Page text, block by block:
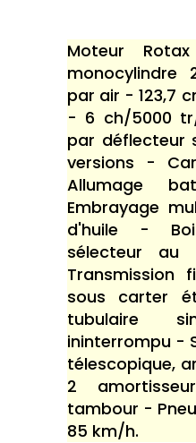
Moteur
monocylindre
par air - 123,7
- 6 ch/5000
par déflecteur
versions -
Allumage
Embrayage
d'huile -
sélecteur
Transmission
sous carter
tubulaire
ininterrompu -
télescopique,
2
tambour -
85 km/h.